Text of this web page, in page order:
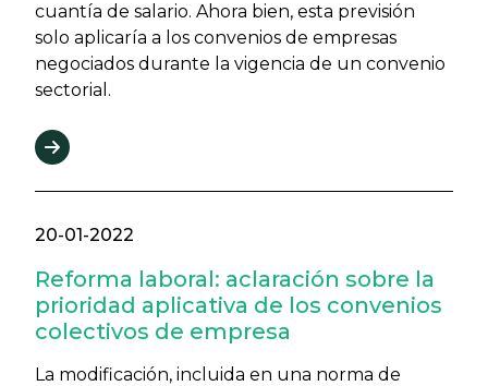
cuantía de salario. Ahora bien, esta previsión
solo aplicaría a los convenios de empresas
negociados durante la vigencia de un convenio
sectorial.
20-01-2022
Reforma laboral: aclaración sobre la
prioridad aplicativa de los convenios
colectivos de empresa
La modificación, incluida en una norma de